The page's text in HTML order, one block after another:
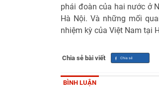
phái đoàn của hai nước ở
Hà Nội. Và những mối
nhiệm kỳ của Việt Nam tại
Chia sẻ bài viết
BÌNH LUẬN